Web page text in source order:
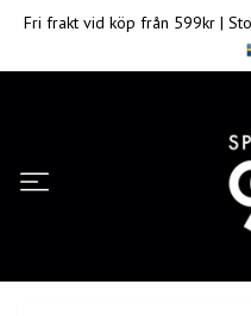
Fri frakt vid köp från 599kr |